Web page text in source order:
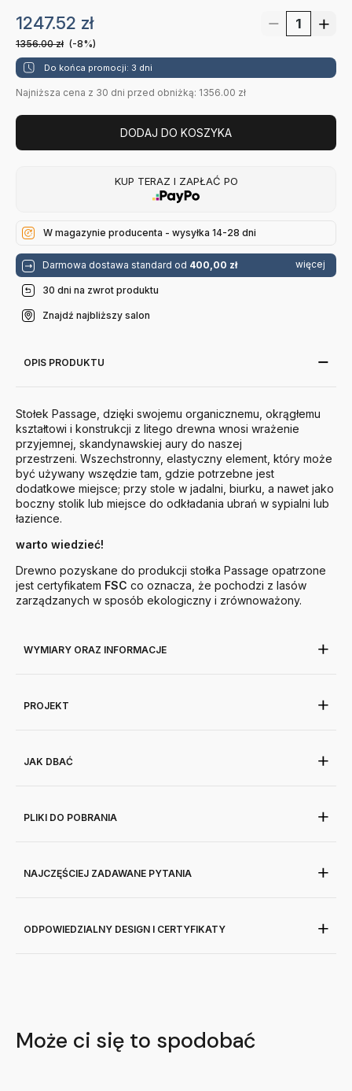
1247.52 zł
1356.00zł (-8%)
Do końca promocji: 3 dni
Najniższa cena z 30 dni przed obniżką: 1356.00 zł
DODAJ DO KOSZYKA
KUP TERAZ I ZAPŁAĆ PO
W magazynie producenta - wysyłka 14-28 dni
Darmowa dostawa standard od 400,00 zł więcej
30 dni na zwrot produktu
Znajdź najbliższy salon
OPIS PRODUKTU
Stołek Passage, dzięki swojemu organicznemu, okrągłemu
kształtowi i konstrukcji z litego drewna wnosi wrażenie
przyjemnej, skandynawskiej aury do naszej
przestrzeni. Wszechstronny, elastyczny element, który może
być używany wszędzie tam, gdzie potrzebne jest
dodatkowe miejsce; przy stole w jadalni, biurku, a nawet jako
boczny stolik lub miejsce do odkładania ubrań w sypialni lub
łazience.
warto wiedzieć!
Drewno pozyskane do produkcji stołka Passage opatrzone
jest certyfikatem FSC co oznacza, że pochodzi z lasów
zarządzanych w sposób ekologiczny i zrównoważony.
WYMIARY ORAZ INFORMACJE
PROJEKT
JAK DBAĆ
PLIKI DO POBRANIA
NAJCZĘŚCIEJ ZADAWANE PYTANIA
ODPOWIEDZIALNY DESIGN I CERTYFIKATY
Może ci się to spodobać